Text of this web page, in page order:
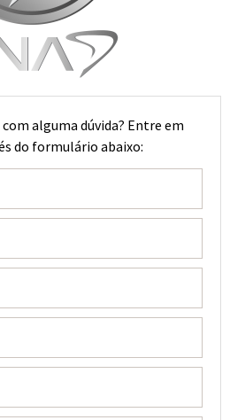
alguma dúvida? Entre em
do formulário abaixo: